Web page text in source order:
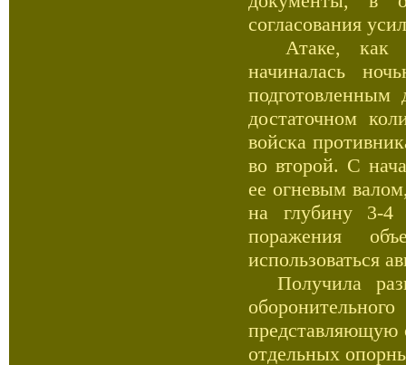
согласования
Атаке, как
начиналась
достаточном
войска
во второй. С
ее огневым
на глубину 3-4
поражения
использоваться
Получила
представляющую
отдельных